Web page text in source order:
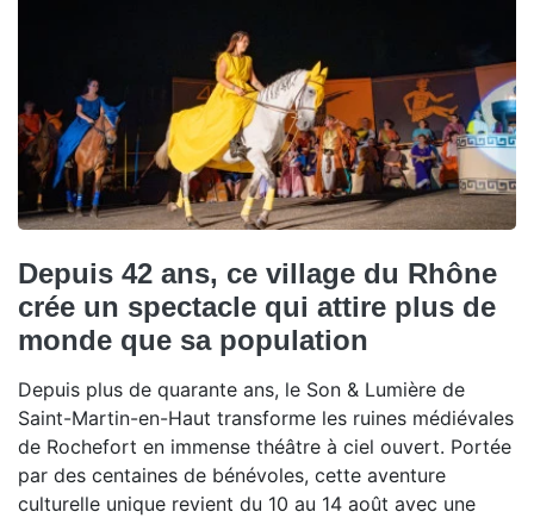
Depuis 42 ans, ce village du Rhône
crée un spectacle qui attire plus de
monde que sa population
Depuis plus de quarante ans, le Son & Lumière de
Saint-Martin-en-Haut transforme les ruines médiévales
de Rochefort en immense théâtre à ciel ouvert. Portée
par des centaines de bénévoles, cette aventure
culturelle unique revient du 10 au 14 août avec une